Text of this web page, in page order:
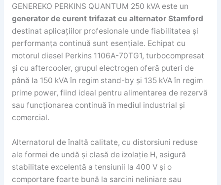
GENEREKO PERKINS QUANTUM 250 kVA este un
generator de curent trifazat cu alternator Stamford
destinat aplicațiilor profesionale unde fiabilitatea și
performanța continuă sunt esențiale. Echipat cu
motorul diesel Perkins 1106A-70TG1, turbocompresat
și cu aftercooler, grupul electrogen oferă puteri de
până la 150 kVA în regim stand-by și 135 kVA în regim
prime power, fiind ideal pentru alimentarea de rezervă
sau funcționarea continuă în mediul industrial și
comercial.
Alternatorul de înaltă calitate, cu distorsiuni reduse
ale formei de undă și clasă de izolație H, asigură
stabilitate excelentă a tensiunii la 400 V și o
comportare foarte bună la sarcini neliniare sau